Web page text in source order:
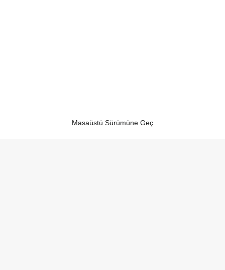
Masaüstü Sürümüne Geç